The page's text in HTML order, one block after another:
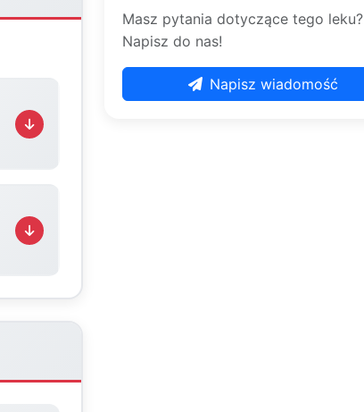
Masz pytania dotyczące tego leku?
Napisz do nas!
Napisz wiadomość